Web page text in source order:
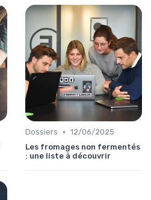
Dossiers • 12/06/2025
Les fromages non fermentés
: une liste à découvrir